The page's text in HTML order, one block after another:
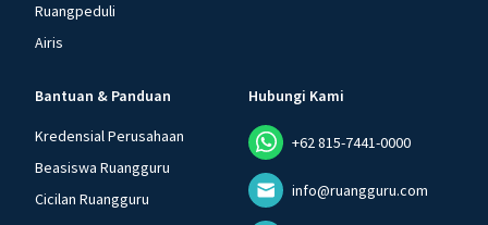
Ruangpeduli
Airis
Bantuan & Panduan
Kredensial Perusahaan
Beasiswa Ruangguru
Cicilan Ruangguru
Hubungi Kami
+62 815-7441-0000
info@ruangguru.com